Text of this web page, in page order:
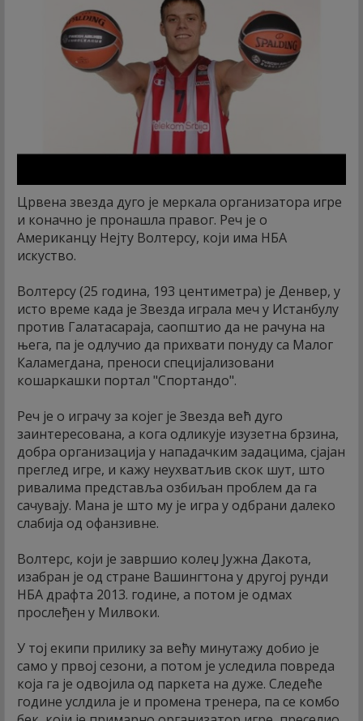
Црвена звезда дуго је меркала организатора игре
и коначно је пронашла правог. Реч је о
Американцу Нејту Волтерсу, који има НБА
искуство.
Волтерсу (25 година, 193 центиметра) је Денвер, у
исто време када је Звезда играла меч у Истанбулу
против Галатасараја, саопштио да не рачуна на
њега, па је одлучио да прихвати понуду са Малог
Каламегдана, преноси специјализовани
кошаркашки портал "Спортандо".
Реч је о играчу за којег је Звезда већ дуго
заинтересована, а кога одликује изузетна брзина,
добра организација у нападачким задацима, сјајан
преглед игре, и кажу неухватљив скок шут, што
ривалима представља озбиљан проблем да га
сачувају. Мана је што му је игра у одбрани далеко
слабија од офанзивне.
Волтерс, који је завршио колеџ Јужна Дакота,
изабран је од стране Вашингтона у другој рунди
НБА драфта 2013. године, а потом је одмах
прослеђен у Милвоки.
У тој екипи прилику за већу минутажу добио је
само у првој сезони, а потом је уследила повреда
која га је одвојила од паркета на дуже. Следеће
године услдила је и промена тренера, па се комбо